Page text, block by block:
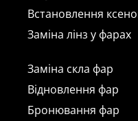
Встановлення
Заміна лінз у фарах
Заміна скла фар
Відновлення фар
Бронювання фар